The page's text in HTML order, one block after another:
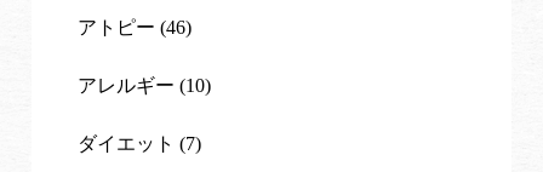
アトピー (46)
アレルギー (10)
ダイエット (7)